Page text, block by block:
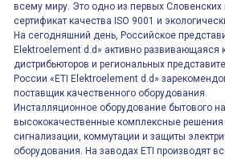
всему миру. Это одно из первых
сертификат качества ISO 9001 и
На сегодняшний день, Российское
Elektroelement d.d» активно развивающаяся
дистрибьюторов и региональных
России «ETI Elektroelement d.d»
поставщик качественного оборудования.
Инсталляционное оборудование бытового
высококачественные комплексные решения
сигнализации, коммутации и защиты
оборудования. На заводах ETI производят